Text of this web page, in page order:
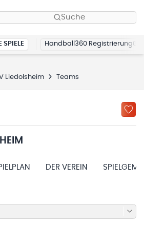
Suche
SPIELE Handball360 Registrierung
Liedolsheim Teams
DER VEREIN